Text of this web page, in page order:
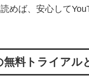
めば、安心して
料トライアル